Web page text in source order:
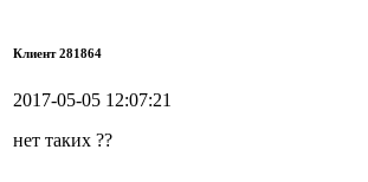
Клиент 281864
2017-05-05 12:07:21
нет таких ??